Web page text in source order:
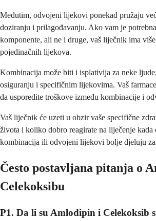
Međutim, odvojeni lijekovi ponekad pružaju
doziranju i prilagođavanju. Ako vam je
komponente, ali ne i druge, vaš liječnik ima
pojedinačnih lijekova.
Kombinacija može biti i isplativija za neke
osiguranju i specifičnim lijekovima. Vaš
da usporedite troškove između kombinacije i
Vaš liječnik će uzeti u obzir vaše specifične
života i koliko dobro reagirate na liječenje kada
kombinacija ili odvojeni lijekovi bolje djeluju za
Često postavljana pitanja o
Celekoksibu
P1. Da li su Amlodipin i Celekoksib